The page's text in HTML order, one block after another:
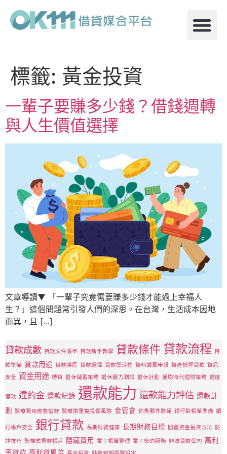
標籤: 黃金投資
一輩子要賺多少錢？借錢週轉
與人生價值選擇
文章導讀▼ 「一輩子究竟需要賺多少錢才能過上幸福人
生？」這個問題常引發人們的深思。在台灣，生活成本因地
而異，且 […]
貸款成數 貸款文件清單 貸款新手教學 貸款條件 貸款流程 貸
款準備 貸款用途 貸款誤區 貸款選擇 貸款靈活性 資料誠實申報 資產抵押貸款 資訊
安全 資金用途 轉貸 退休儲蓄策略 退休壓力測試 退休計劃 通膨時代理財策略 過度
借款 違約金 還款紀錄 還款能力 還款能力評估 還款計
劃
醫療費用應急借款 醫療險重複投保風險 金管會 釣魚郵件防範 銀行對帳單準備 銀
行帳戶安全 銀行貸款 長期財務健康 長期財務目標 閒置資金投資方法 防
詐技巧 階梯式專款帳戶 隱藏費用 電子帳單整理 電子簽約服務 非法貸款公司 高利